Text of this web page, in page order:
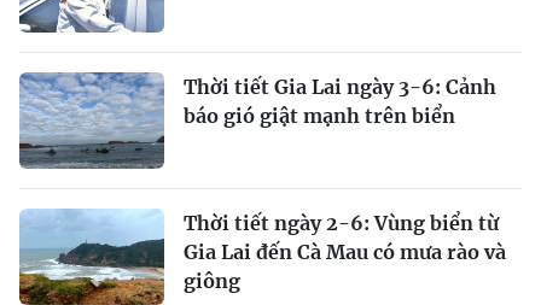
Thời tiết Gia Lai ngày 3-6: Cảnh
báo gió giật mạnh trên biển
Thời tiết ngày 2-6: Vùng biển từ
Gia Lai đến Cà Mau có mưa rào và
giông